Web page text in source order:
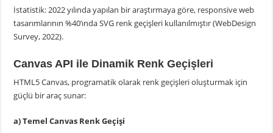
İstatistik: 2022 yılında yapılan bir araştırmaya göre, responsive web
tasarımlarının %40’ında SVG renk geçişleri kullanılmıştır (WebDesign
Survey, 2022).
Canvas API ile Dinamik Renk Geçişleri
HTML5 Canvas, programatik olarak renk geçişleri oluşturmak için
güçlü bir araç sunar:
a) Temel Canvas Renk Geçişi